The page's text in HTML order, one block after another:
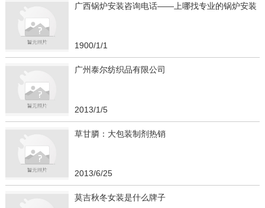
广西锅炉安装咨询电话——上哪找专业的锅炉安装
1900/1/1
广州泰尔纺织品有限公司
2013/1/5
草甘膦：大包装制剂热销
2013/6/25
莫吉秋冬女装是什么牌子